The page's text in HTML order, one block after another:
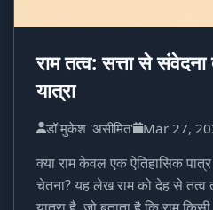
राम तत्व: सत्ता से
यात्रा
डॉ मुकेश 'असीमित' Mar 27,
क्या राम केवल एक ऐतिहासिक
चेतना? यह लेख राम को देह से